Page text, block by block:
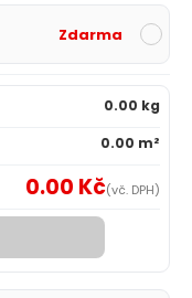
Zdarma
0.00 kg
0.00 m²
0.00 Kč(vč. DPH)